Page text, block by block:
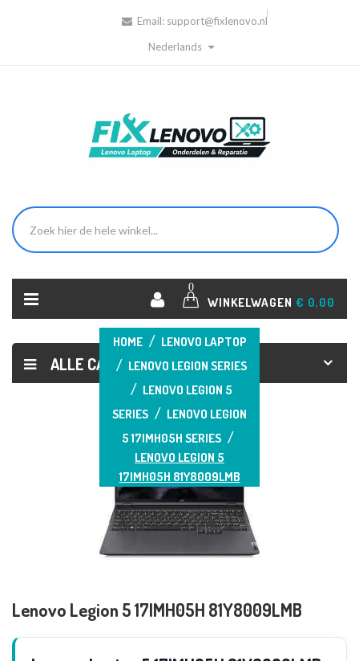
Email: support@fixlenovo.nl
Nederlands
0
WINKELWAGEN € 0,00
ALLE CATEGORIEËN
HOME
LENOVO LAPTOP
LENOVO LEGION SERIES
LENOVO LEGION 5
SERIES
LENOVO LEGION
5 17IMH05H SERIES
LENOVO LEGION 5
17IMH05H 81Y8009LMB
Lenovo Legion 5 17IMH05H 81Y8009LMB